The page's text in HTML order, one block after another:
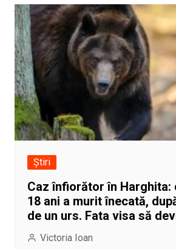
Știri
Caz înfiorător în Harghita:
18 ani a murit înecată,
de un urs. Fata visa să
Victoria Ioan